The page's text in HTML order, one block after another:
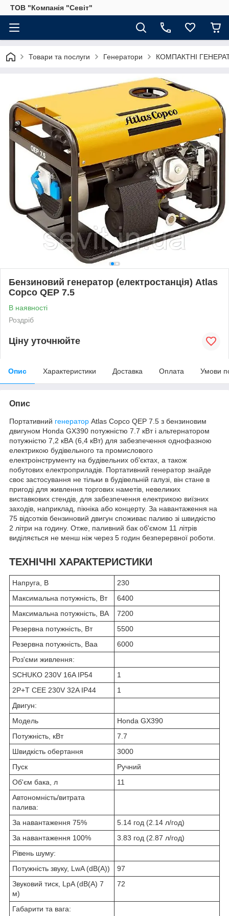
ТОВ "Компанія "Севіт"
Товари та послуги Генератори КОМПАКТНІ
Бензиновий генератор (електростанція) Atlas
Copco QEP 7.5
В наявності
Роздріб
Ціну уточнюйте
Опис Характеристики Доставка Оплата Умови
Опис
Портативний генератор Atlas Copco QEP 7.5 з бензиновим
двигуном Honda GX390 потужністю 7.7 кВт і альтернатором
потужністю 7,2 кВА (6,4 кВт) для забезпечення однофазною
електрикою будівельного та промислового
електроінструменту на будівельних об'єктах, а також
побутових електроприладів. Портативний генератор знайде
своє застосування не тільки в будівельній галузі, він стане в
пригоді для живлення торгових наметів, невеликих
виставкових стендів, для забезпечення електрикою виїзних
заходів, наприклад, пікніка або концерту. За навантаження на
75 відсотків бензиновий двигун споживає паливо зі швидкістю
2 літри на годину. Отже, паливний бак об'ємом 11 літрів
виділяється не менш ніж через 5 годин безперервної роботи.
ТЕХНІЧНІ ХАРАКТЕРИСТИКИ
Напруга, В
230
Максимальна потужність, Вт
6400
Максимальна потужність, ВА
7200
Резервна потужність, Вт
5500
Резервна потужність, Ваа
6000
Роз'єми живлення:
SCHUKO 230V 16A IP54
1
2P+T CEE 230V 32A IP44
1
Двигун:
Модель
Honda GX390
Потужність, кВт
7.7
Швидкість обертання
3000
Пуск
Ручний
Об'єм бака, л
11
Автономність/витрата
палива:
За навантаження 75%
5.14 год (2.14 л/год)
За навантаження 100%
3.83 год (2.87 л/год)
Рівень шуму:
Потужність звуку, LwA (dB(A))
97
Звуковий тиск, LpA (dB(A) 7
м)
72
Габарити та вага: